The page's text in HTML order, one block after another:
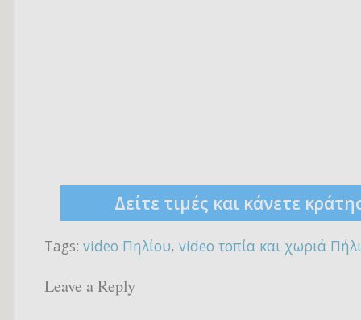
Δείτε τιμές και κάνετε
Tags: video Πηλίου, video τοπία και χωριά
Leave a Reply